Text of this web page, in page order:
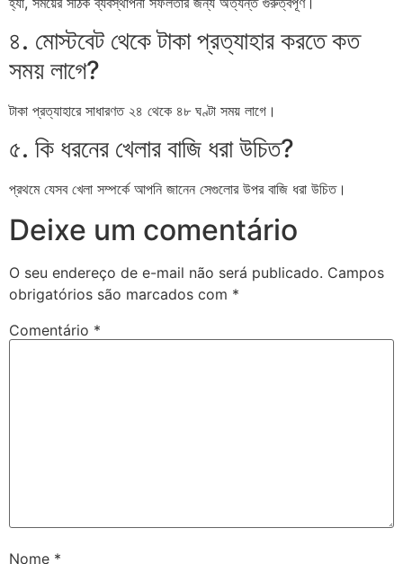
৪. মোস্টবেট থেকে টাকা প্রত্যাহার করতে কত
সময় লাগে?
টাকা প্রত্যাহারে সাধারণত ২৪ থেকে ৪৮ ঘণ্টা সময় লাগে।
৫. কি ধরনের খেলার বাজি ধরা উচিত?
প্রথমে যেসব খেলা সম্পর্কে আপনি জানেন সেগুলোর উপর বাজি ধরা উচিত।
Deixe um comentário
O seu endereço de e-mail não será publicado. Campos
obrigatórios são marcados com *
Comentário *
Nome *